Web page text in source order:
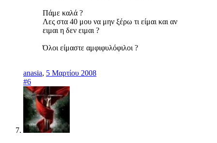
Πάμε καλά ?
Λες στα 40 μου να μην ξέρω τι είμαι και αν
ειμαι η δεν ειμαι ?
Όλοι είμαστε αμφιφυλόφιλοι ?
anasia, 5 Μαρτίου 2008
#6